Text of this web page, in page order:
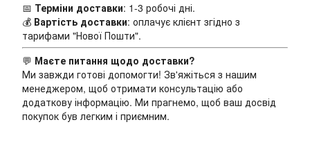
📅 Терміни доставки: 1-3 робочі дні.
💰 Вартість доставки: оплачує клієнт згідно з
тарифами "Нової Пошти".
💬 Маєте питання щодо доставки?
Ми завжди готові допомогти! Зв'яжіться з нашим
менеджером, щоб отримати консультацію або
додаткову інформацію. Ми прагнемо, щоб ваш досвід
покупок був легким і приємним.